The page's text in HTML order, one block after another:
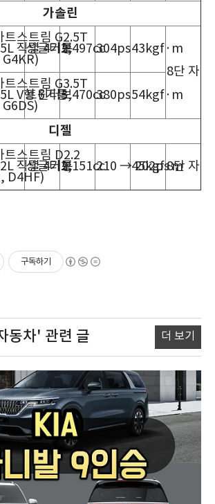
가솔린
트스트림 G2.5T
직렬 4기통
싱글터보2,497cc304ps43kgf·m
8단 자동
트스트림 G3.5T
V형 6기통
트윈터보3,470cc380ps54kgf·m
디젤
트스트림 D2.2
D4HF)
직렬 4기통
싱글터보2,151cc210 → 202ps
45kgf·m8단 자동
구독하기
동차' 관련 글 더 보기